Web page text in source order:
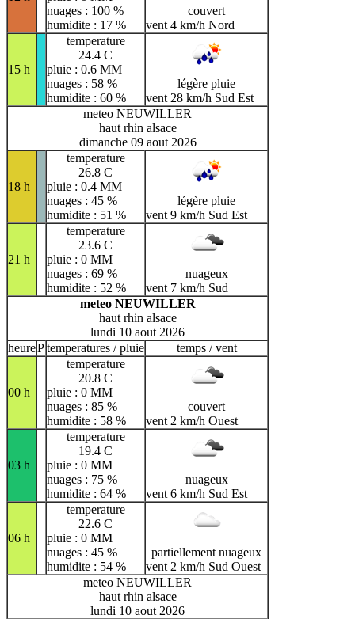
nuages : 100 %
humidite : 17 %
couvert
vent 4 km/h Nord
15 h
temperature
24.4 C
pluie : 0.6 MM
nuages : 58 %
humidite : 60 %
légère pluie
vent 28 km/h Sud Est
meteo NEUWILLER
haut rhin alsace
dimanche 09 aout 2026
18 h
temperature
26.8 C
pluie : 0.4 MM
nuages : 45 %
humidite : 51 %
légère pluie
vent 9 km/h Sud Est
21 h
temperature
23.6 C
pluie : 0 MM
nuages : 69 %
humidite : 52 %
nuageux
vent 7 km/h Sud
meteo NEUWILLER
haut rhin alsace
lundi 10 aout 2026
heurePtemperatures / pluie temps / vent
00 h
temperature
20.8 C
pluie : 0 MM
nuages : 85 %
humidite : 58 %
couvert
vent 2 km/h Ouest
03 h
temperature
19.4 C
pluie : 0 MM
nuages : 75 %
humidite : 64 %
nuageux
vent 6 km/h Sud Est
06 h
temperature
22.6 C
pluie : 0 MM
nuages : 45 %
humidite : 54 %
partiellement nuageux
vent 2 km/h Sud Ouest
meteo NEUWILLER
haut rhin alsace
lundi 10 aout 2026